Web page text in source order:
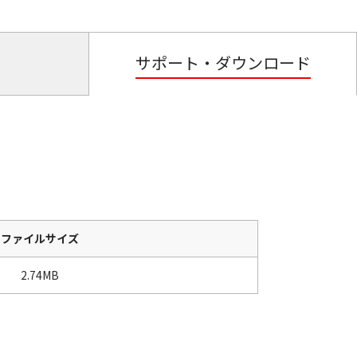
サポート・ダウンロード
ファイルサイズ
2.74MB